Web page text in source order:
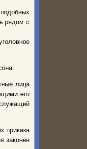
рядом с
лица
его
приказа
законен